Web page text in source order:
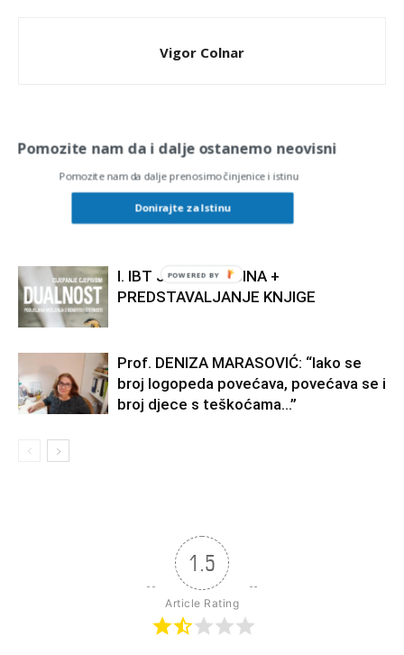
Vigor Colnar
RELATED ARTICLES MORE FROM AUTHOR
SLUŽBENA POTVRDA DA SU COVID
CJEPIVA BILA UBOJITA
I. IBT JAVNA TRIBINA +
PREDSTAVALJANJE KNJIGE
Prof. DENIZA MARASOVIĆ: “Iako se
broj logopeda povećava, povećava se i
broj djece s teškoćama…”
1.5
Article Rating
Pomozite nam da i dalje ostanemo neovisni
Pomozite nam da dalje prenosimo činjenice i istinu
Donirajte za Istinu
POWERED BY